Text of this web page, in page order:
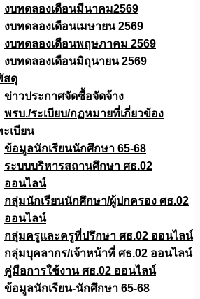
งบทดลองเดือนมีนาคม2569
งบทดลองเดือนเมษายน 2569
งบทดลองเดือนพฤษภาคม 2569
งบทดลองเดือนมิถุนายน 2569
สดุ
ข่าวประกาศจัดซื้อจัดจ้าง
พรบ./ระเบียบ/กฏหมายที่เกี่ยวข้อง
ะเบียน
ข้อมูลนักเรียนนักศึกษา 65-68
ระบบบริหารสถานศึกษา ศธ.02
ออนไลน์
กลุ่มนักเรียนนักศึกษา/ผู้ปกครอง ศธ.02
ออนไลน์
กลุ่มครูและครูที่ปรึกษา ศธ.02 ออนไลน์
กลุ่มบุคลากร/เจ้าหน้าที่ ศธ.02 ออนไลน์
คู่มือการใช้งาน ศธ.02 ออนไลน์
ข้อมูลนักเรียน-นักศึกษา 65-68